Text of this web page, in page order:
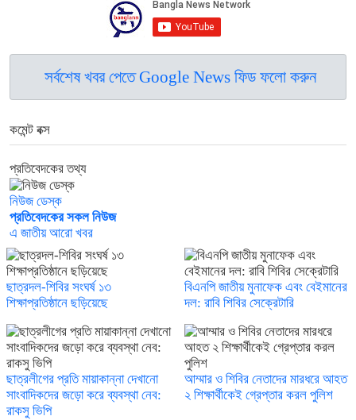
সর্বশেষ খবর পেতে Google News ফিড ফলো করুন
কমেন্ট বক্স
প্রতিবেদকের তথ্য
নিউজ ডেস্ক
প্রতিবেদকের সকল নিউজ
এ জাতীয় আরো খবর
ছাত্রদল-শিবির সংঘর্ষ ১৩
শিক্ষাপ্রতিষ্ঠানে ছড়িয়েছে
বিএনপি জাতীয় মুনাফেক এবং বেইমানের
দল: রাবি শিবির সেক্রেটারি
ছাত্রলীগের প্রতি মায়াকান্না দেখানো
সাংবাদিকদের জড়ো করে ব্যবস্থা নেব:
রাকসু ভিপি
আম্মার ও শিবির নেতাদের মারধরে আহত
২ শিক্ষার্থীকেই গ্রেপ্তার করল পুলিশ